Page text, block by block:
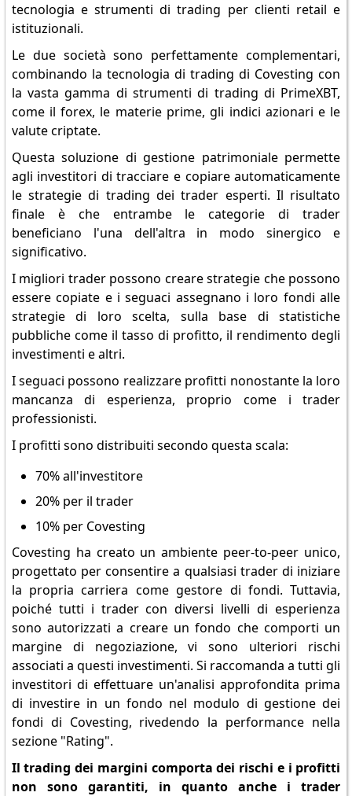
tecnologia e strumenti di trading per clienti retail e
istituzionali.
Le due società sono perfettamente complementari,
combinando la tecnologia di trading di Covesting con
la vasta gamma di strumenti di trading di PrimeXBT,
come il forex, le materie prime, gli indici azionari e le
valute criptate.
Questa soluzione di gestione patrimoniale permette
agli investitori di tracciare e copiare automaticamente
le strategie di trading dei trader esperti. Il risultato
finale è che entrambe le categorie di trader
beneficiano l'una dell'altra in modo sinergico e
significativo.
I migliori trader possono creare strategie che possono
essere copiate e i seguaci assegnano i loro fondi alle
strategie di loro scelta, sulla base di statistiche
pubbliche come il tasso di profitto, il rendimento degli
investimenti e altri.
I seguaci possono realizzare profitti nonostante la loro
mancanza di esperienza, proprio come i trader
professionisti.
I profitti sono distribuiti secondo questa scala:
70% all'investitore
20% per il trader
10% per Covesting
Covesting ha creato un ambiente peer-to-peer unico,
progettato per consentire a qualsiasi trader di iniziare
la propria carriera come gestore di fondi. Tuttavia,
poiché tutti i trader con diversi livelli di esperienza
sono autorizzati a creare un fondo che comporti un
margine di negoziazione, vi sono ulteriori rischi
associati a questi investimenti. Si raccomanda a tutti gli
investitori di effettuare un'analisi approfondita prima
di investire in un fondo nel modulo di gestione dei
fondi di Covesting, rivedendo la performance nella
sezione "Rating".
Il trading dei margini comporta dei rischi e i profitti
non sono garantiti, in quanto anche i trader